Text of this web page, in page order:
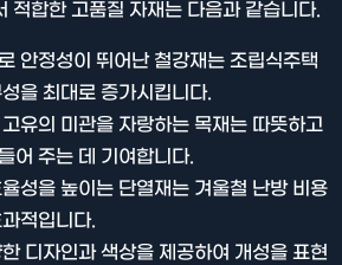
적합한 고품질 자재는 다음과 같습니다.
안정성이 뛰어난 철강재는 조립식주택
을 최대로 증가시킵니다.
유의 미관을 자랑하는 목재는 따뜻하고
어 주는 데 기여합니다.
성을 높이는 단열재는 겨울철 난방 비용
적입니다.
디자인과 색상을 제공하여 개성을 표현